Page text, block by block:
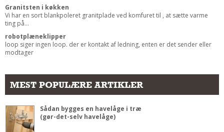
Granitsten i køkken
Vi har en sort blankpoleret granitplade ved komfuret til , at sætte varme
ting på...
robotplæneklipper
loop siger ingen loop. der er kontakt af ledning, enten er det sender eller
modtager
MEST POPULÆRE ARTIKLER
Sådan bygges en havelåge i træ
(gør-det-selv havelåge)